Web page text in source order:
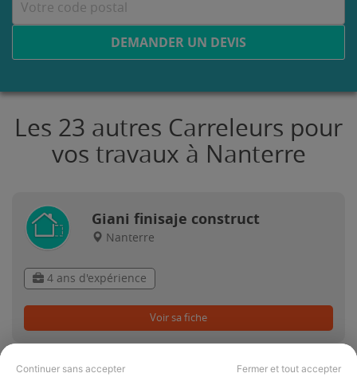
Continuer sans accepter Fermer et tout accepter
DEMANDER UN DEVIS
Les 23 autres Carreleurs pour
vos travaux à Nanterre
Giani finisaje construct
Nanterre
4 ans d'expérience
Voir sa fiche